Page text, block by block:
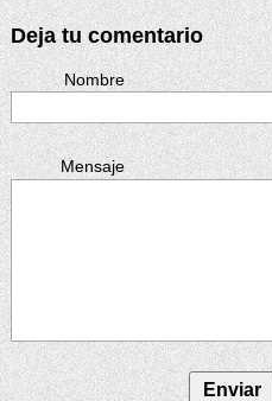
Deja tu comentario
Nombre
Mensaje